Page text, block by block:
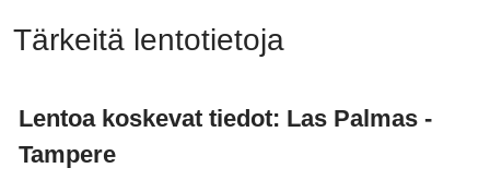
Tärkeitä lentotietoja
Lentoa koskevat tiedot: Las Palmas -
Tampere